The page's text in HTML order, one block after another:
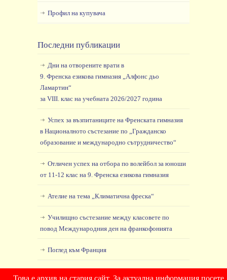
Профил на купувача
Последни публикации
Дни на отворените врати в
9. Френска езикова гимназия „Алфонс дьо
Ламартин“
за VIII. клас на учебната 2026/2027 година
Успех за възпитаниците на Френската гимназия
в Националното състезание по „Гражданско
образование и международно сътрудничество“
Отличен успех на отбора по волейбол за юноши
от 11-12 клас на 9. Френска езикова гимназия
Ателие на тема „Климатична фреска“
Училищно състезание между класовете по
повод Международния ден на франкофонията
Поглед към Франция
Това е архив на стария сайт. За актуална информация посете